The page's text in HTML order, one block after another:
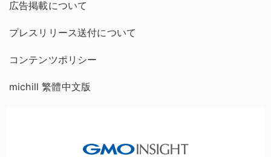
広告掲載について
プレスリリース送付について
コンテンツポリシー
michill 繁體中文版